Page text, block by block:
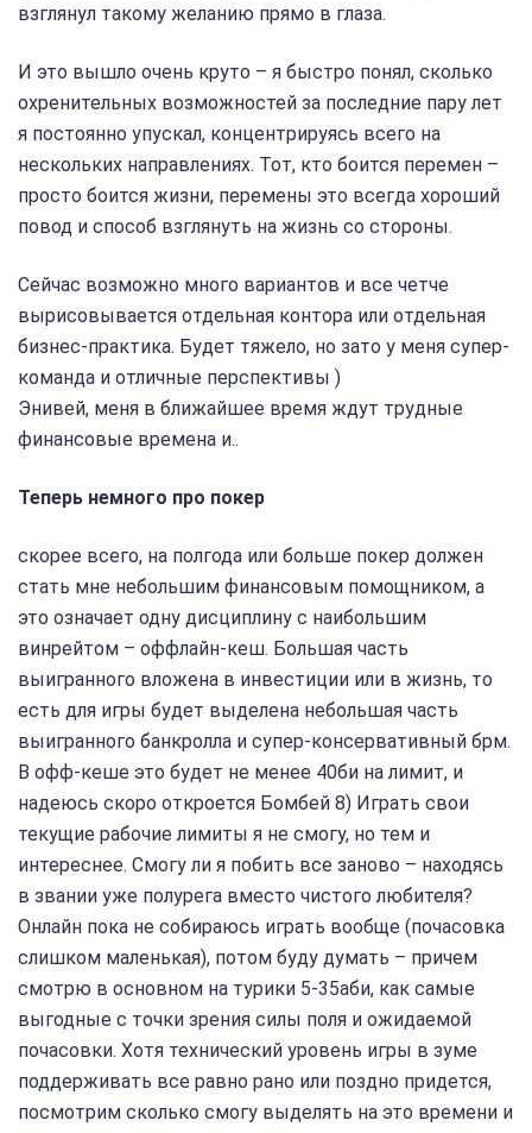
взглянул такому желанию прямо в глаза.
И это вышло очень круто – я быстро понял, сколько
охренительных возможностей за последние пару лет
я постоянно упускал, концентрируясь всего на
нескольких направлениях. Тот, кто боится перемен –
просто боится жизни, перемены это всегда хороший
повод и способ взглянуть на жизнь со стороны.
Сейчас возможно много вариантов и все четче
вырисовывается отдельная контора или отдельная
бизнес-практика. Будет тяжело, но зато у меня супер-
команда и отличные перспективы )
Энивей, меня в ближайшее время ждут трудные
финансовые времена и..
Теперь немного про покер
скорее всего, на полгода или больше покер должен
стать мне небольшим финансовым помощником, а
это означает одну дисциплину с наибольшим
винрейтом – оффлайн-кеш. Большая часть
выигранного вложена в инвестиции или в жизнь, то
есть для игры будет выделена небольшая часть
выигранного банкролла и супер-консервативный брм.
В офф-кеше это будет не менее 40би на лимит, и
надеюсь скоро откроется Бомбей 8) Играть свои
текущие рабочие лимиты я не смогу, но тем и
интереснее. Смогу ли я побить все заново – находясь
в звании уже полурега вместо чистого любителя?
Онлайн пока не собираюсь играть вообще (почасовка
слишком маленькая), потом буду думать – причем
смотрю в основном на турики 5-35аби, как самые
выгодные с точки зрения силы поля и ожидаемой
почасовки. Хотя технический уровень игры в зуме
поддерживать все равно рано или поздно придется,
посмотрим сколько смогу выделять на это времени и